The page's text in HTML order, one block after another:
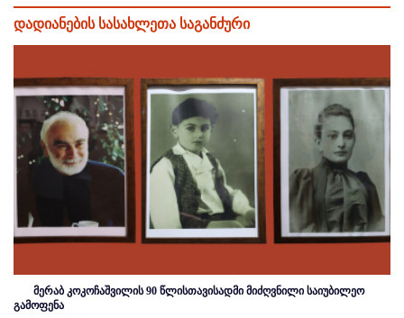
დადიანების სასახლეთა საგანძური
მერაბ კოკოჩაშვილის 90 წლისთავისადმი მიძღვნილი საიუბილეო
გამოფენა